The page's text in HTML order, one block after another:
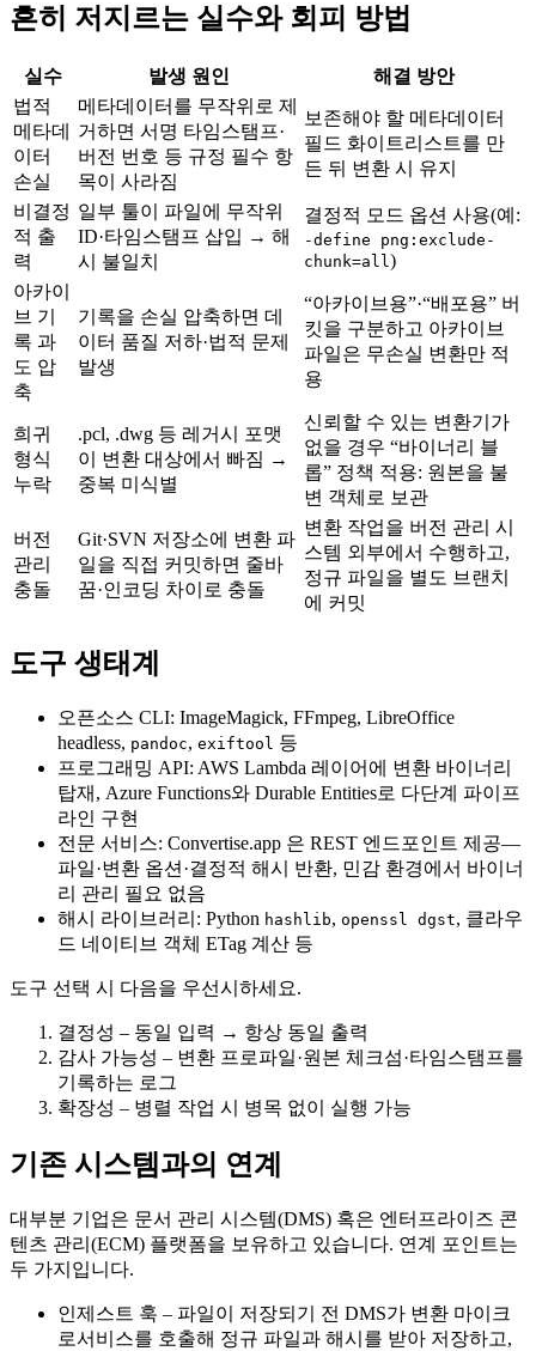
흔히 저지르는 실수와 회피 방법
실수 발생 원인
해결 방안
법적
메타데
이터
손실
메타데이터를 무작위로 제
거하면 서명 타임스탬프·
버전 번호 등 규정 필수 항
목이 사라짐
보존해야 할 메타데이터
필드 화이트리스트를 만
든 뒤 변환 시 유지
비결정
적 출
력
일부 툴이 파일에 무작위
ID·타임스탬프 삽입 → 해
시 불일치
결정적 모드 옵션 사용(예:
-define png:exclude-
chunk=all)
아카이
브 기
록 과
도 압
축
기록을 손실 압축하면 데
이터 품질 저하·법적 문제
발생
“아카이브용”·“배포용” 버
킷을 구분하고 아카이브
파일은 무손실 변환만 적
용
희귀
형식
누락
.pcl, .dwg 등 레거시 포맷
이 변환 대상에서 빠짐 →
중복 미식별
신뢰할 수 있는 변환기가
없을 경우 “바이너리 블
롭” 정책 적용: 원본을 불
변 객체로 보관
버전
관리
충돌
Git·SVN 저장소에 변환 파
일을 직접 커밋하면 줄바
꿈·인코딩 차이로 충돌
변환 작업을 버전 관리 시
스템 외부에서 수행하고,
정규 파일을 별도 브랜치
에 커밋
도구 생태계
오픈소스 CLI: ImageMagick, FFmpeg, LibreOffice
headless, pandoc, exiftool 등
프로그래밍 API: AWS Lambda 레이어에 변환 바이너리
탑재, Azure Functions와 Durable Entities로 다단계 파이프
라인 구현
전문 서비스: Convertise.app 은 REST 엔드포인트 제공—
파일·변환 옵션·결정적 해시 반환, 민감 환경에서 바이너
리 관리 필요 없음
해시 라이브러리 : Python hashlib, openssl dgst, 클라우
드 네이티브 객체 ETag 계산 등
도구 선택 시 다음을 우선시하세요.
결정성 – 동일 입력 → 항상 동일 출력
감사 가능성 – 변환 프로파일·원본 체크섬·타임스탬프를
기록하는 로그
확장성 – 병렬 작업 시 병목 없이 실행 가능
기존 시스템과의 연계
대부분 기업은 문서 관리 시스템(DMS) 혹은 엔터프라이즈 콘
텐츠 관리(ECM) 플랫폼을 보유하고 있습니다. 연계 포인트는
두 가지입니다.
인제스트 훅 – 파일이 저장되기 전 DMS가 변환 마이크
로서비스를 호출해 정규 파일과 해시를 받아 저장하고,